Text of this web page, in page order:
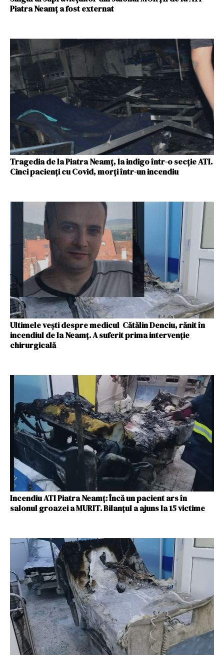
Piatra Neamț a fost externat
Tragedia de la Piatra Neamţ, la indigo într-o secţie ATI.
Cinci pacienți cu Covid, morți într-un incendiu
Ultimele veşti despre medicul Cătălin Denciu, rănit în
incendiul de la Neamţ. A suferit prima intervenţie
chirurgicală
Incendiu ATI Piatra Neamț: Încă un pacient ars în
salonul groazei a MURIT. Bilanțul a ajuns la 15 victime